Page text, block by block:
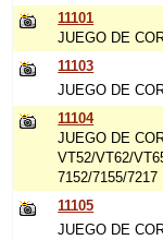
11101
JUEGO DE
11103
JUEGO DE
11104
JUEGO DE
VT52/VT62/
7152/7155/7217
11105
JUEGO DE